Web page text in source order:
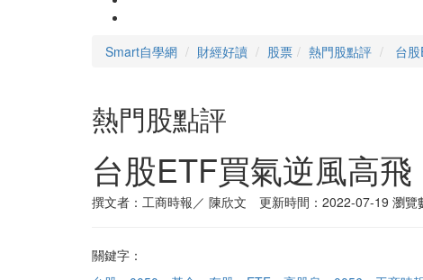
Smart自學網 財經好讀 股票 熱門股點評 台
熱門股點評
台股ETF買氣逆風高
撰文者：工商時報／ 陳欣文 更新時間：2022-07-19 瀏覽
關鍵字：